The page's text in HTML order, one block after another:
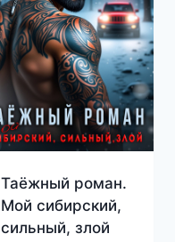
Таёжный роман.
Мой сибирский,
сильный, злой